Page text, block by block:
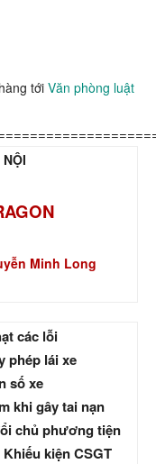
tới Văn phòng luật
Minh Long
các lỗi
phép lái xe
số xe
khi gây tai nạn
chủ phương tiện
kiện CSGT